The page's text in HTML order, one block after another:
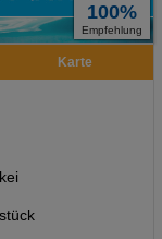
100%
Empfehlung
Karte